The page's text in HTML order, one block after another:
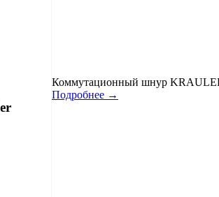
Коммутационный шнур
Подробнее →